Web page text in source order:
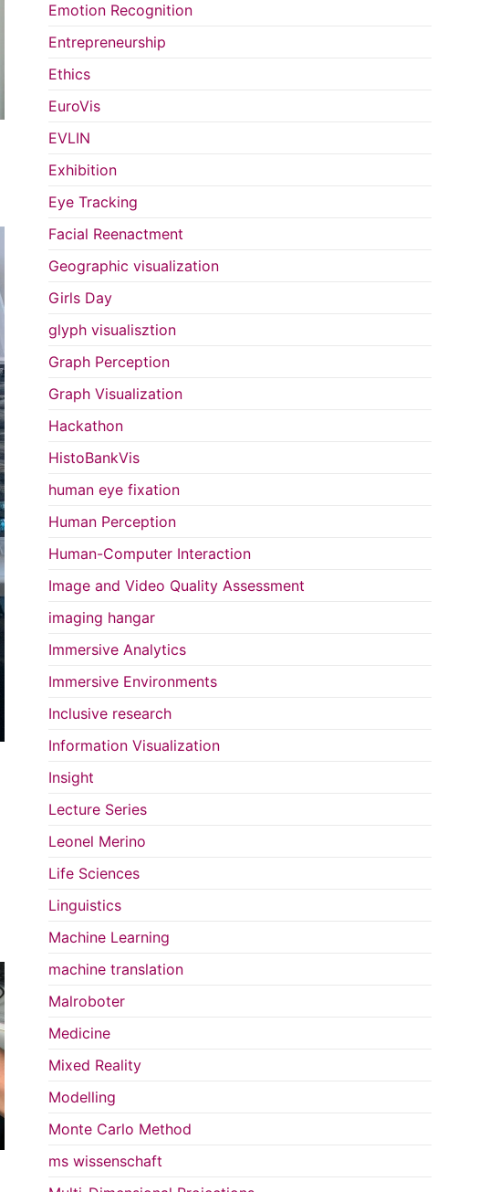
Emotion Recognition
Entrepreneurship
Ethics
EuroVis
EVLIN
Exhibition
Eye Tracking
Facial Reenactment
Geographic visualization
Girls Day
glyph visualisztion
Graph Perception
Graph Visualization
Hackathon
HistoBankVis
human eye fixation
Human Perception
Human-Computer Interaction
Image and Video Quality Assessment
imaging hangar
Immersive Analytics
Immersive Environments
Inclusive research
Information Visualization
Insight
Lecture Series
Leonel Merino
Life Sciences
Linguistics
Machine Learning
machine translation
Malroboter
Medicine
Mixed Reality
Modelling
Monte Carlo Method
ms wissenschaft